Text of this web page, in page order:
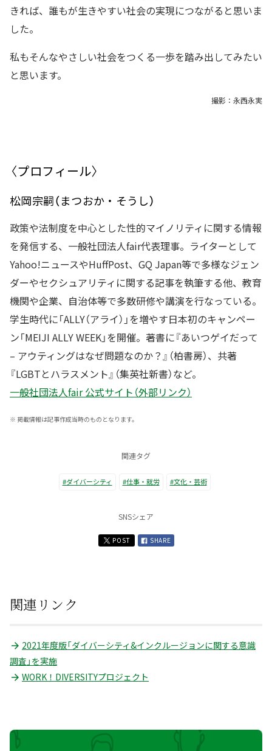
きれば、誰もが生きやすい社会の実現につながると思いま
した。
私もそんなやさしい社会をつくる一歩を踏み出してみたい
と思います。
撮影：永西永実
〈プロフィール〉
松岡宗嗣（まつおか・そうし）
政策や法制度を中心とした性的マイノリティに関する情報
を発信する、一般社団法人fair代表理事。ライターとして
Yahoo!ニュースやHuffPost、GQ Japan等で多様なジェン
ダーやセクシュアリティに関する記事を執筆する他、教育
機関や企業、自治体等で多数研修や講演を行なっている。
学生時代に「ALLY（アライ）」を増やす日本初のキャンペー
ン「MEIJI ALLY WEEK」を開催。著書に『あいつゲイだって
– アウティングはなぜ問題なのか？』（柏書房）、共著
『LGBTとハラスメント』（集英社新書）など。
一般社団法人fair 公式サイト（外部リンク）
※ 掲載情報は記事作成当時のものとなります。
関連タグ
#ダイバーシティ #仕事・就労 #文化・芸術
SNSシェア
POST SHARE
関連リンク
2021年度版「ダイバーシティ&インクルージョンに関する意識
調査」を実施
WORK！DIVERSITYプロジェクト